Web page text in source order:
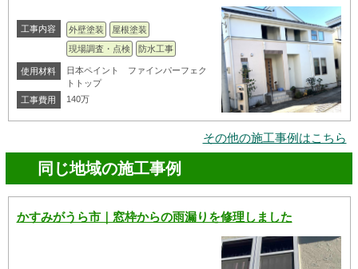
工事内容 外壁塗装
屋根塗装
現場調査・点検
防水工事
使用材料
日本ペイント ファインパーフェク
トトップ
工事費用
140万
その他の施工事例はこちら
同じ地域の施工事例
かすみがうら市｜窓枠からの雨漏りを修理しました